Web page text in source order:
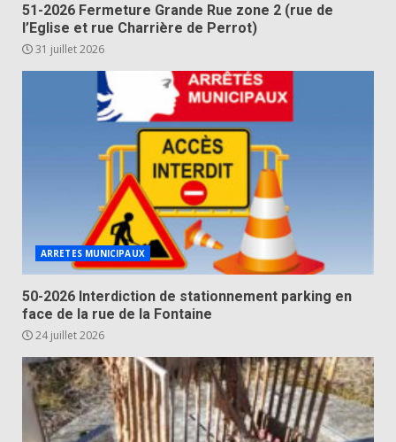
51-2026 Fermeture Grande Rue zone 2 (rue de
l’Eglise et rue Charrière de Perrot)
31 juillet 2026
ARRETES MUNICIPAUX
50-2026 Interdiction de stationnement parking en
face de la rue de la Fontaine
24 juillet 2026